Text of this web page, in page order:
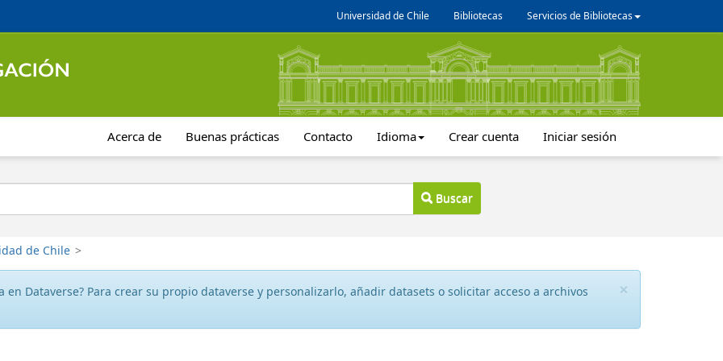
Universidad de Chile Bibliotecas Servicios de Bibliotecas
Acerca de Buenas prácticas Contacto Idioma Crear cuenta Iniciar sesión
Buscar
de Chile >
×
en Dataverse? Para crear su propio dataverse y personalizarlo, añadir datasets o solicitar acceso a archivos